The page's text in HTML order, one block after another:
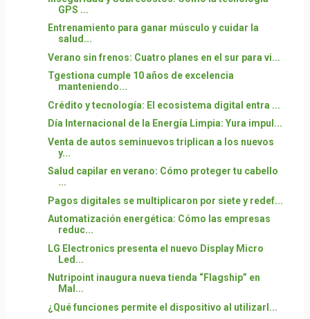
GPS ...
Entrenamiento para ganar músculo y cuidar la
salud...
Verano sin frenos: Cuatro planes en el sur para vi...
Tgestiona cumple 10 años de excelencia
manteniendo...
Crédito y tecnología: El ecosistema digital entra ...
Día Internacional de la Energía Limpia: Yura impul...
Venta de autos seminuevos triplican a los nuevos
y...
Salud capilar en verano: Cómo proteger tu cabello
...
Pagos digitales se multiplicaron por siete y redef...
Automatización energética: Cómo las empresas
reduc...
LG Electronics presenta el nuevo Display Micro
Led...
Nutripoint inaugura nueva tienda “Flagship” en
Mal...
¿Qué funciones permite el dispositivo al utilizarl...